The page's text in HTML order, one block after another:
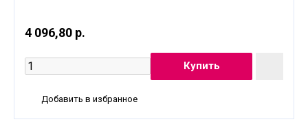
4 096,80 р.
Добавить в избранное